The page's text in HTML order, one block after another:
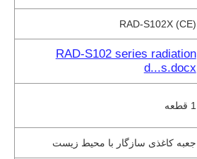
RAD-S102X (CE)
RAD-S102 series radiation
d...s.docx
1 قطعه
جعبه کاغذی سازگار با محیط زیست